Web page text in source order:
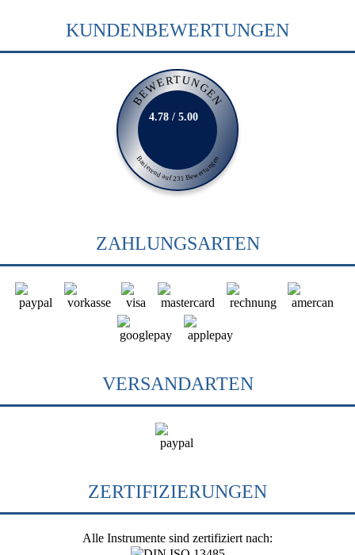
KUNDENBEWERTUNGEN
BEWERTUNGEN
Basierend auf 231 Bewertungen
4.78 / 5.00
ZAHLUNGSARTEN
VERSANDARTEN
ZERTIFIZIERUNGEN
Alle Instrumente sind zertifiziert nach: